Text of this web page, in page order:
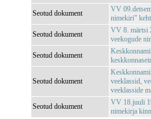
Seotud dokument
VV
nimekiri"
Seotud dokument
VV 8. märtsi
veekogude
Seotud dokument
Seotud dokument
veeklassid,
veeklasside
Seotud dokument
VV 18.juuli
nimekirja